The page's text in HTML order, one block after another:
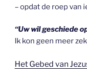
– opdat de roep van
“Uw wil geschiede
Ik kon geen meer
Het Gebed van